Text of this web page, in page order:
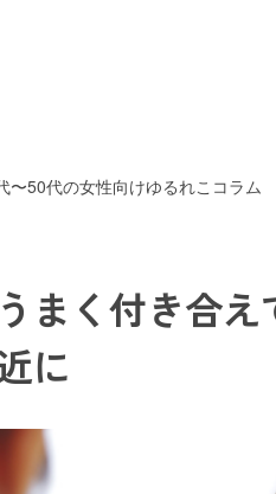
〜50代の女性向けゆるれこコラム
まく付き合
に